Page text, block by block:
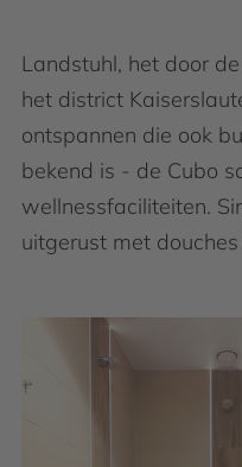
Landstuhl, het door
het district
ontspannen die ook
bekend is - de Cubo
wellnessfaciliteiten.
uitgerust met